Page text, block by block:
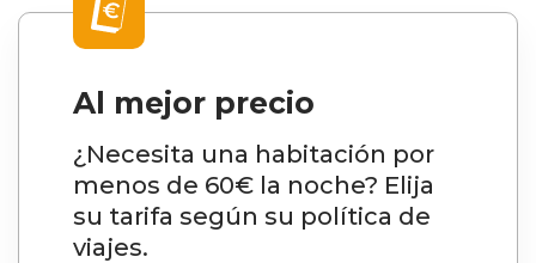
Al mejor precio
¿Necesita una habitación por
menos de 60€ la noche? Elija
su tarifa según su política de
viajes.